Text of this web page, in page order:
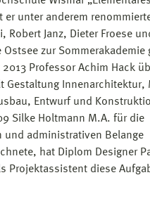
er unter anderem
Robert Janz, Dieter Froese
Ostsee zur Sommerakademie
Professor Achim Hack
Gestaltung Innenarchitektur,
Entwurf und
Silke Holtmann M.A. für die
und administrativen Belange
hat Diplom Designer
Projektassistent diese